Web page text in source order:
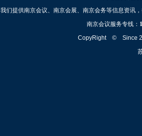
我们提供南京会议、南京会展、南京会务等信息资讯
南京会议服务专线：
CopyRight © Since